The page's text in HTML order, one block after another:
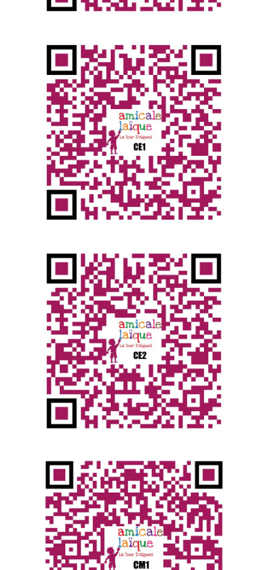
Courriel
Message
F.A.Q.
L'amicale laïque : c’est quoi ?
L’amicale laïque de La Tour d'Aigues est une
association à but non lucratif (Loi 1901) de
parents d’élèves
Elle a pour objectif de participer au
financement des activités scolaire. Pour cela,
L'amicale Laïque organise des manifestations
conviviales, des activités extra-scolaire, etc.
Comment je peux participer / aider
l'association ?